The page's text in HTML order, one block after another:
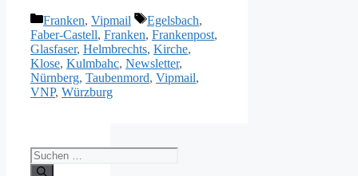
Kategorien
Franken, Vipmail Schlagwörter
Egelsbach,
Faber-Castell, Franken, Frankenpost,
Glasfaser, Helmbrechts, Kirche,
Klose, Kulmbahc, Newsletter,
Nürnberg, Taubenmord, Vipmail,
VNP, Würzburg
Suche
nach: